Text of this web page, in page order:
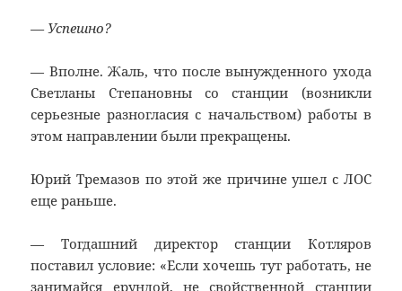
— Успешно?
— Вполне. Жаль, что после вынужденного ухода
Светланы Степановны со станции (возникли
серьезные разногласия с начальством) работы в
этом направлении были прекращены.
Юрий Тремазов по этой же причине ушел с ЛОС
еще раньше.
— Тогдашний директор станции Котляров
поставил условие: «Если хочешь тут работать, не
занимайся ерундой, не свойственной станции